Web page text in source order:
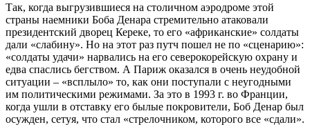
Так, когда выгрузившиеся на столичном аэродроме этой
страны наемники Боба Денара стремительно атаковали
президентский дворец Кереке, то его «африканские» солдаты
дали «слабину». Но на этот раз путч пошел не по «сценарию»:
«солдаты удачи» нарвались на его северокорейскую охрану и
едва спаслись бегством. А Париж оказался в очень неудобной
ситуации – «всплыло» то, как они поступали с неугодными
им политическими режимами. За это в 1993 г. во Франции,
когда ушли в отставку его былые покровители, Боб Денар был
осужден, сетуя, что стал «стрелочником, которого все «сдали».